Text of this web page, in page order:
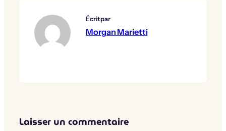
Écrit par
Morgan Marietti
Laisser un commentaire